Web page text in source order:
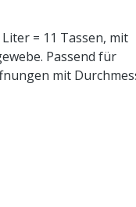
Liter = 11 Tassen, mit
Passend für
mit